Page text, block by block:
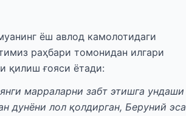
ёш авлод камолотидаги
раҳбари томонидан илгари
қилиш ғояси ётади:
марраларни забт этишга ундаши
дунёни лол қолдирган, Беруний эса